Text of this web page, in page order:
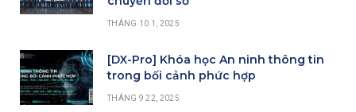
THÁNG 10 1, 2025
[DX-Pro] Khóa học An ninh thông tin
trong bối cảnh phức hợp
THÁNG 9 22, 2025